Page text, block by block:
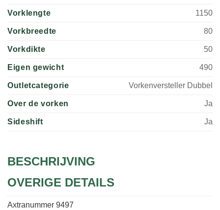
Vorklengte 1150
Vorkbreedte 80
Vorkdikte 50
Eigen gewicht 490
Outletcategorie Vorkenversteller Dubbel
Over de vorken Ja
Sideshift Ja
BESCHRIJVING
OVERIGE DETAILS
Axtranummer 9497